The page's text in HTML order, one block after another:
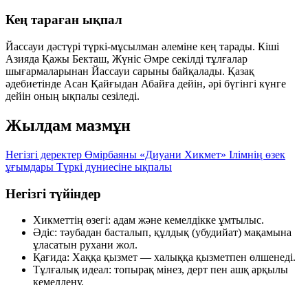
Кең тараған ықпал
Йассауи дәстүрі түркі-мұсылман әлеміне кең тарады. Кіші
Азияда Қажы Бекташ, Жүніс Әмре секілді тұлғалар
шығармаларынан Йассауи сарыны байқалады. Қазақ
әдебиетінде Асан Қайғыдан Абайға дейін, әрі бүгінгі күнге
дейін оның ықпалы сезіледі.
Жылдам мазмұн
Негізгі деректер Өмірбаяны «Диуани Хикмет» Ілімнің өзек
ұғымдары Түркі дүниесіне ықпалы
Негізгі түйіндер
Хикметтің өзегі: адам және кемелдікке ұмтылыс.
Әдіс: тәубадан басталып, құлдық (убудийат) мақамына
ұласатын рухани жол.
Қағида: Хаққа қызмет — халыққа қызметпен өлшенеді.
Тұлғалық идеал: топырақ мінез, дерт пен ашқ арқылы
кемелдену.